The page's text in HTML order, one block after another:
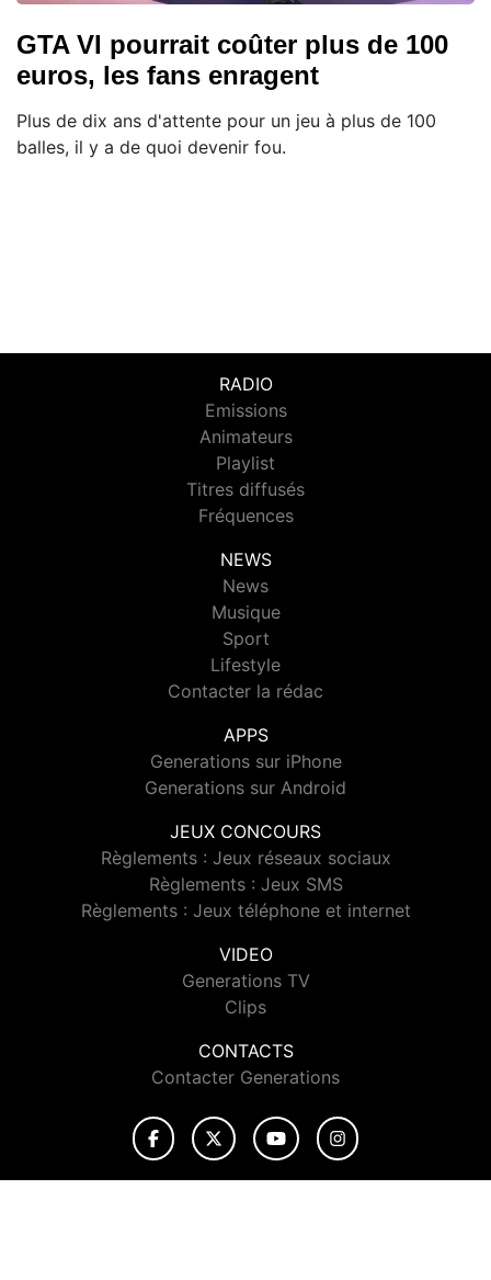
GTA VI pourrait coûter plus de 100
euros, les fans enragent
Plus de dix ans d'attente pour un jeu à plus de 100
balles, il y a de quoi devenir fou.
RADIO
Emissions
Animateurs
Playlist
Titres diffusés
Fréquences
NEWS
News
Musique
Sport
Lifestyle
Contacter la rédac
APPS
Generations sur iPhone
Generations sur Android
JEUX CONCOURS
Règlements : Jeux réseaux sociaux
Règlements : Jeux SMS
Règlements : Jeux téléphone et internet
VIDEO
Generations TV
Clips
CONTACTS
Contacter Generations